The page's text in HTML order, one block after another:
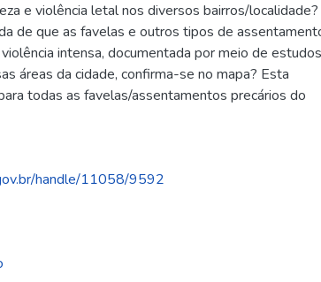
e violência letal nos diversos bairros/
de que as favelas e outros tipos de
intensa, documentada por meio de estudos
áreas da cidade, confirma-se no mapa? Esta
todas as favelas/assentamentos precários do
handle/11058/9592